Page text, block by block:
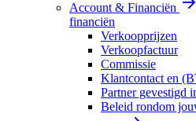
Account & Financiën
financiën
Verkoopprijzen
Verkoopfactuur
Commissie
Klantcontact en
Partner gevestigd
Beleid rondom